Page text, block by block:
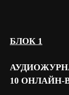
БЛОК 1
10 ОНЛАЙН-